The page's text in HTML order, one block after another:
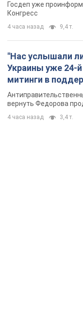
Госдеп уже
Конгресс
4 часа назад 9,4 т.
"Нас услышали
Украины уже 24-
митинги в
вернуть Федорова
4 часа назад 3,4 т.